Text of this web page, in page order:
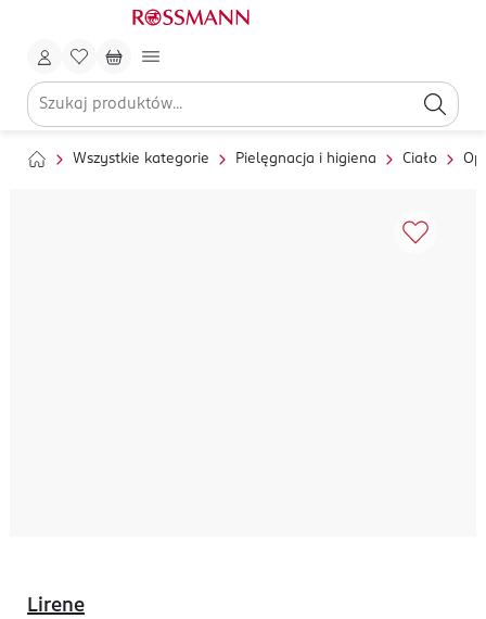
Wszystkie kategorie Pielęgnacja i higiena Ciało
Lirene